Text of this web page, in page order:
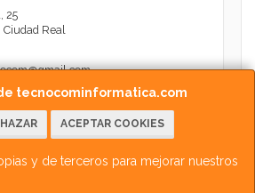
tecnocominformatica.com
ACEPTAR COOKIES
y de terceros para mejorar nuestros
25
Ciudad Real
a 13:30 / 17:30 a 20:00